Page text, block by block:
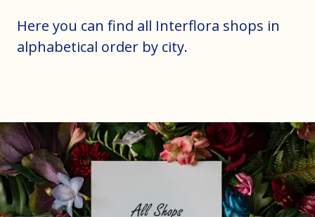
Here you can find all Interflora shops in
alphabetical order by city.